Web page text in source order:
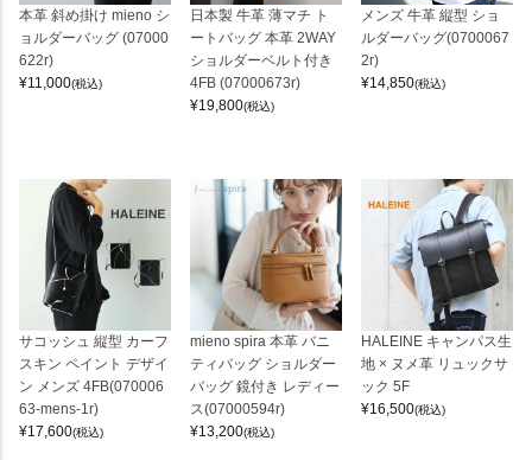
本革 斜め掛け mieno シ
ョルダーバッグ (07000
622r)
¥11,000(税込)
日本製 牛革 薄マチ ト
ートバッグ 本革 2WAY
ショルダーベルト付き
4FB (07000673r)
¥19,800(税込)
メンズ 牛革 縦型 ショ
ルダーバッグ(0700067
2r)
¥14,850(税込)
サコッシュ 縦型 カーフ
スキン ペイント デザイ
ン メンズ 4FB(070006
63-mens-1r)
¥17,600(税込)
mieno spira 本革 バニ
ティバッグ ショルダー
バッグ 鏡付き レディー
ス(07000594r)
¥13,200(税込)
HALEINE キャンパス生
地 × ヌメ革 リュックサ
ック 5F
¥16,500(税込)